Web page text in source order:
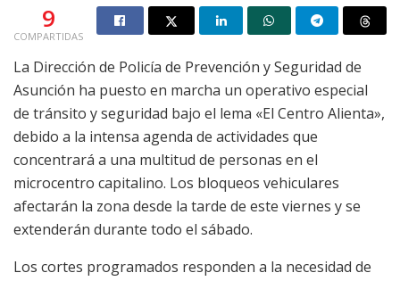
9
COMPARTIDAS
La Dirección de Policía de Prevención y Seguridad de
Asunción ha puesto en marcha un operativo especial
de tránsito y seguridad bajo el lema «El Centro Alienta»,
debido a la intensa agenda de actividades que
concentrará a una multitud de personas en el
microcentro capitalino. Los bloqueos vehiculares
afectarán la zona desde la tarde de este viernes y se
extenderán durante todo el sábado.
Los cortes programados responden a la necesidad de